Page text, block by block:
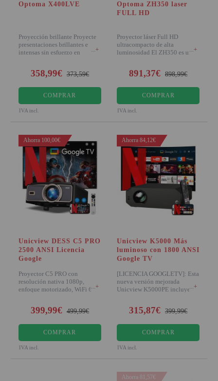
Optoma X400LVE
Proyección brillante Proyecte
presentaciones brillantes e
intensas sin esfuerzo en
+
358,99€ 373,59€
COMPRAR
IVA incl.
Optoma ZH350 laser
FULL HD
Proyector láser Full HD
ultracompacto de alta
luminosidad El ZH350 es uno+
891,37€ 898,99€
COMPRAR
IVA incl.
Ahorra 100,00€
Unicview DESS C5 PRO
2500 ANSI Licencia
Google
Proyector C5 PRO con
resolución nativa 1080p,
enfoque motorizado, WiFi 6 y+
399,99€ 499,99€
COMPRAR
IVA incl.
Ahorra 84,12€
Unicview K5000 Más
luminoso con 1800 ANSI
Google TV
[LICENCIA GOOGLETV]: Esta
nueva versión mejorada
Unicview K5000PE incluye el+
315,87€ 399,99€
COMPRAR
IVA incl.
Ahorra 81,57€